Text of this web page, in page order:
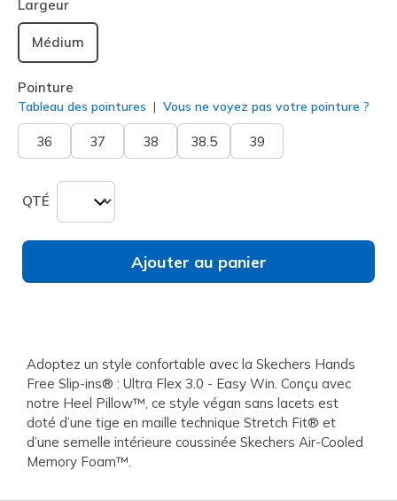
Largeur
Médium
Pointure
Tableau des pointures Vous ne voyez pas votre pointure ?
36 37 38 38.5 39
QTÉ
Ajouter au panier
Adoptez un style confortable avec la Skechers Hands
Free Slip-ins® : Ultra Flex 3.0 - Easy Win. Conçu avec
notre Heel Pillow™, ce style végan sans lacets est
doté d’une tige en maille technique Stretch Fit® et
d’une semelle intérieure coussinée Skechers Air-Cooled
Memory Foam™.